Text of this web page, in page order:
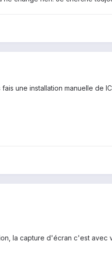
une installation manuelle de
la capture d'écran c'est avec